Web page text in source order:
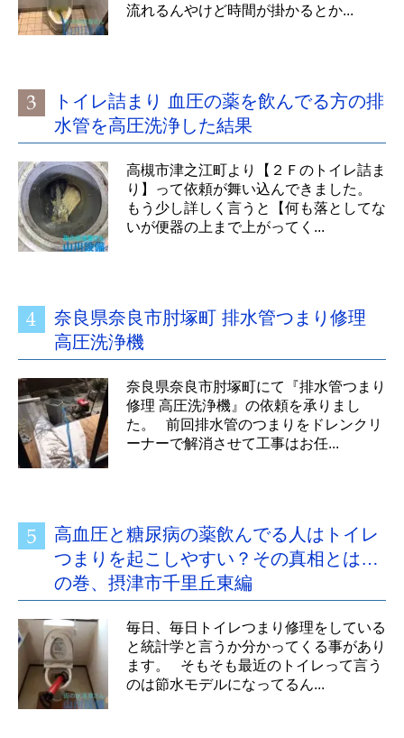
流れるんやけど時間が掛かるとか...
トイレ詰まり 血圧の薬を飲んでる方の排
水管を高圧洗浄した結果
高槻市津之江町より【２Ｆのトイレ詰ま
り】って依頼が舞い込んできました。
もう少し詳しく言うと【何も落としてな
いが便器の上まで上がってく...
奈良県奈良市肘塚町 排水管つまり修理
高圧洗浄機
奈良県奈良市肘塚町にて『排水管つまり
修理 高圧洗浄機』の依頼を承りまし
た。 前回排水管のつまりをドレンクリ
ーナーで解消させて工事はお任...
高血圧と糖尿病の薬飲んでる人はトイレ
つまりを起こしやすい？その真相とは…
の巻、摂津市千里丘東編
毎日、毎日トイレつまり修理をしている
と統計学と言うか分かってくる事があり
ます。 そもそも最近のトイレって言う
のは節水モデルになってるん...